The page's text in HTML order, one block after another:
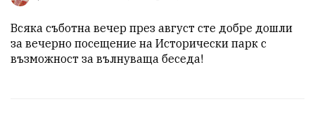
Всяка съботна вечер през август сте добре дошли
за вечерно посещение на Исторически парк с
възможност за вълнуваща беседа!